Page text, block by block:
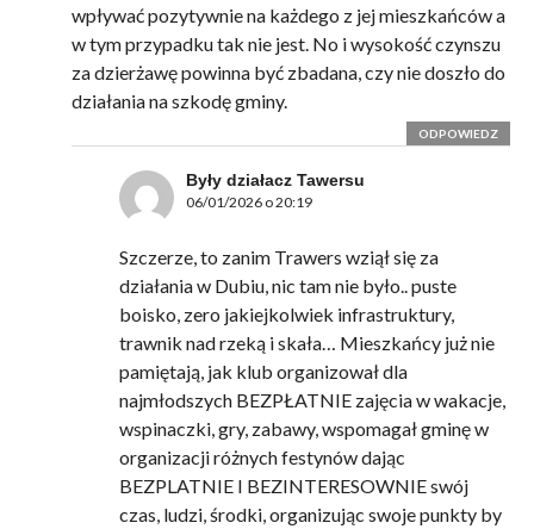
wpływać pozytywnie na każdego z jej mieszkańców a
w tym przypadku tak nie jest. No i wysokość czynszu
za dzierżawę powinna być zbadana, czy nie doszło do
działania na szkodę gminy.
ODPOWIEDZ
Były działacz Tawersu
06/01/2026 o 20:19
Szczerze, to zanim Trawers wziął się za
działania w Dubiu, nic tam nie było.. puste
boisko, zero jakiejkolwiek infrastruktury,
trawnik nad rzeką i skała… Mieszkańcy już nie
pamiętają, jak klub organizował dla
najmłodszych BEZPŁATNIE zajęcia w wakacje,
wspinaczki, gry, zabawy, wspomagał gminę w
organizacji różnych festynów dając
BEZPLATNIE I BEZINTERESOWNIE swój
czas, ludzi, środki, organizując swoje punkty by